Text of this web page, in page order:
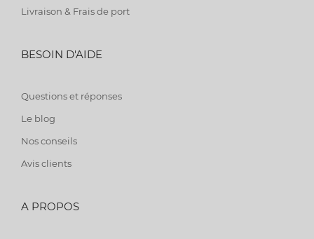
Livraison & Frais de port
BESOIN D'AIDE
Questions et réponses
Le blog
Nos conseils
Avis clients
A PROPOS